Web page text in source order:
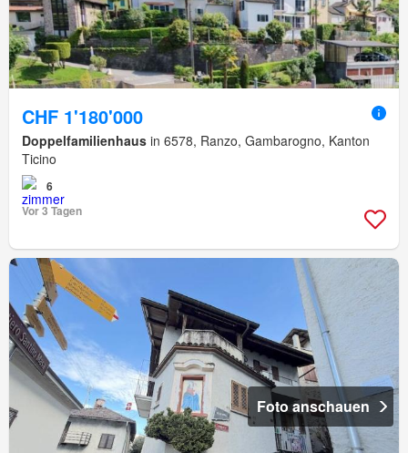
CHF 1'180'000
Doppelfamilienhaus in 6578, Ranzo, Gambarogno, Kanton
Ticino
6
Vor 3 Tagen
Foto anschauen